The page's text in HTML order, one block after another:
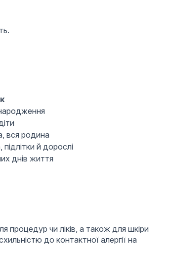
вся родина
й дорослі
днів життя
процедур чи ліків, а також для шкіри
до контактної алергії на